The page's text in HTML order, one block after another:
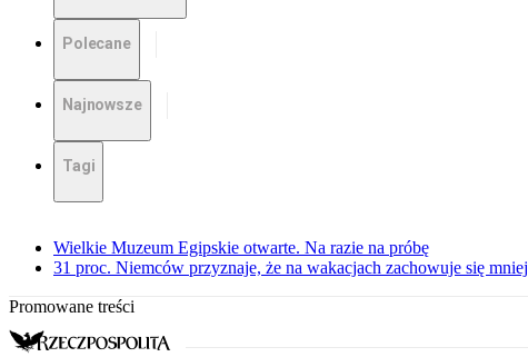
Polecane
Najnowsze
Tagi
Wielkie Muzeum Egipskie otwarte. Na razie na próbę
31 proc. Niemców przyznaje, że na wakacjach zachowuje się
Promowane treści